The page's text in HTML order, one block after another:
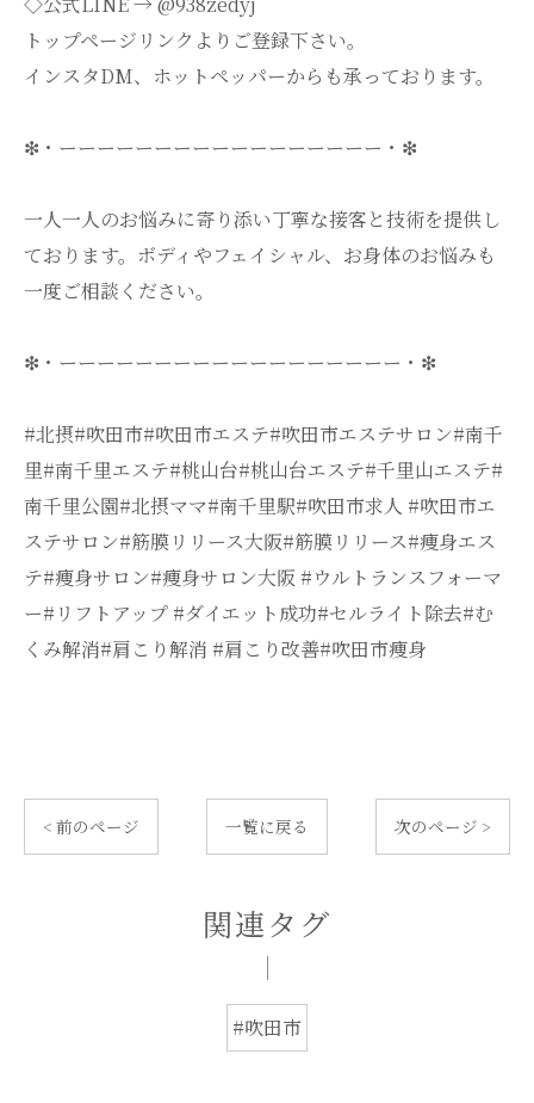
トップページリンクよりご登録下さい。
インスタDM、ホットペッパーからも承っております。
❇・ーーーーーーーーーーーーーーーーー・❇
一人一人のお悩みに寄り添い丁寧な接客と技術を提供し
ております。ボディやフェイシャル、お身体のお悩みも
一度ご相談ください。
❇・ーーーーーーーーーーーーーーーーーー・❇
#北摂#吹田市#吹田市エステ#吹田市エステサロン#南千
里#南千里エステ#桃山台#桃山台エステ#千里山エステ#
南千里公園#北摂ママ#南千里駅#吹田市求人 #吹田市エ
ステサロン#筋膜リリース大阪#筋膜リリース#痩身エス
テ#痩身サロン#痩身サロン大阪 #ウルトランスフォーマ
ー#リフトアップ #ダイエット成功#セルライト除去#む
くみ解消#肩こり解消 #肩こり改善#吹田市痩身
< 前のページ 一覧に戻る 次のページ >
関連タグ
#吹田市